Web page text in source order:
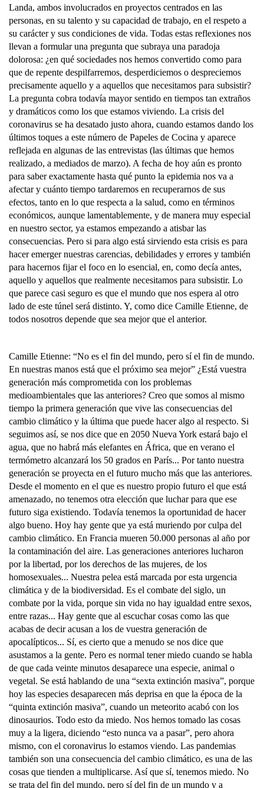
Landa, ambos involucrados en proyectos centrados en las
personas, en su talento y su capacidad de trabajo, en el respeto a
su carácter y sus condiciones de vida. Todas estas reflexiones nos
llevan a formular una pregunta que subraya una paradoja
dolorosa: ¿en qué sociedades nos hemos convertido como para
que de repente despilfarremos, desperdiciemos o despreciemos
precisamente aquello y a aquellos que necesitamos para subsistir?
La pregunta cobra todavía mayor sentido en tiempos tan extraños
y dramáticos como los que estamos viviendo. La crisis del
coronavirus se ha desatado justo ahora, cuando estamos dando los
últimos toques a este número de Papeles de Cocina y aparece
reflejada en algunas de las entrevistas (las últimas que hemos
realizado, a mediados de marzo). A fecha de hoy aún es pronto
para saber exactamente hasta qué punto la epidemia nos va a
afectar y cuánto tiempo tardaremos en recuperarnos de sus
efectos, tanto en lo que respecta a la salud, como en términos
económicos, aunque lamentablemente, y de manera muy especial
en nuestro sector, ya estamos empezando a atisbar las
consecuencias. Pero si para algo está sirviendo esta crisis es para
hacer emerger nuestras carencias, debilidades y errores y también
para hacernos fijar el foco en lo esencial, en, como decía antes,
aquello y aquellos que realmente necesitamos para subsistir. Lo
que parece casi seguro es que el mundo que nos espera al otro
lado de este túnel será distinto. Y, como dice Camille Etienne, de
todos nosotros depende que sea mejor que el anterior.
Camille Etienne: “No es el fin del mundo, pero sí el fin de mundo.
En nuestras manos está que el próximo sea mejor” ¿Está vuestra
generación más comprometida con los problemas
medioambientales que las anteriores? Creo que somos al mismo
tiempo la primera generación que vive las consecuencias del
cambio climático y la última que puede hacer algo al respecto. Si
seguimos así, se nos dice que en 2050 Nueva York estará bajo el
agua, que no habrá más elefantes en África, que en verano el
termómetro alcanzará los 50 grados en París... Por tanto nuestra
generación se proyecta en el futuro mucho más que las anteriores.
Desde el momento en el que es nuestro propio futuro el que está
amenazado, no tenemos otra elección que luchar para que ese
futuro siga existiendo. Todavía tenemos la oportunidad de hacer
algo bueno. Hoy hay gente que ya está muriendo por culpa del
cambio climático. En Francia mueren 50.000 personas al año por
la contaminación del aire. Las generaciones anteriores lucharon
por la libertad, por los derechos de las mujeres, de los
homosexuales... Nuestra pelea está marcada por esta urgencia
climática y de la biodiversidad. Es el combate del siglo, un
combate por la vida, porque sin vida no hay igualdad entre sexos,
entre razas... Hay gente que al escuchar cosas como las que
acabas de decir acusan a los de vuestra generación de
apocalípticos... Sí, es cierto que a menudo se nos dice que
asustamos a la gente. Pero es normal tener miedo cuando se habla
de que cada veinte minutos desaparece una especie, animal o
vegetal. Se está hablando de una “sexta extinción masiva”, porque
hoy las especies desaparecen más deprisa en que la época de la
“quinta extinción masiva”, cuando un meteorito acabó con los
dinosaurios. Todo esto da miedo. Nos hemos tomado las cosas
muy a la ligera, diciendo “esto nunca va a pasar”, pero ahora
mismo, con el coronavirus lo estamos viendo. Las pandemias
también son una consecuencia del cambio climático, es una de las
cosas que tienden a multiplicarse. Así que sí, tenemos miedo. No
se trata del fin del mundo, pero sí del fin de un mundo y a